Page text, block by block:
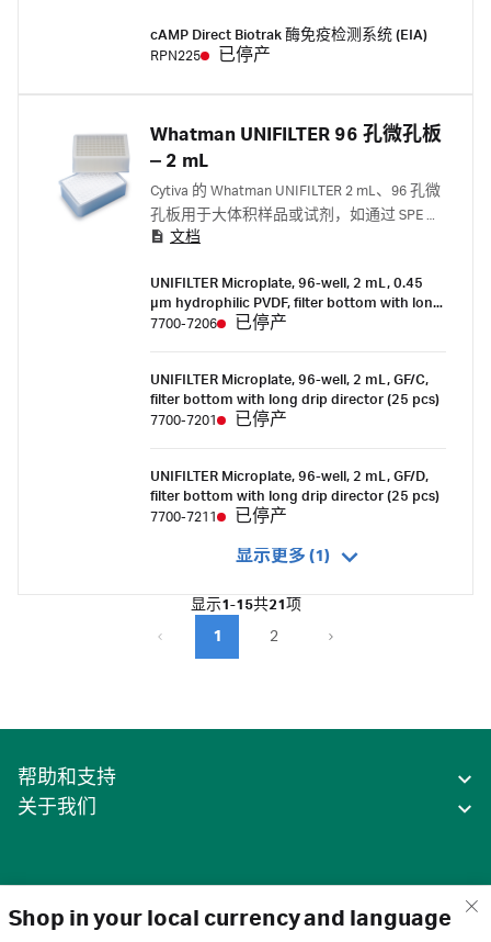
Shop in your local currency and language
cAMP Direct Biotrak 酶免疫检测系统 (EIA)
RPN225
已停产
Whatman UNIFILTER 96 孔微孔板
‒ 2 mL
Cytiva 的 Whatman UNIFILTER 2 mL、96 孔微
孔板用于大体积样品或试剂，如通过 SPE 进
行生物分子纯化和组合化学库生成中的有机
文档
UNIFILTER Microplate, 96-well, 2 mL, 0.45
µm hydrophilic PVDF, filter bottom with long
drip director (25 pcs)
7700-7206 已停产
UNIFILTER Microplate, 96-well, 2 mL, GF/C,
filter bottom with long drip director (25 pcs)
7700-7201
已停产
UNIFILTER Microplate, 96-well, 2 mL, GF/D,
filter bottom with long drip director (25 pcs)
7700-7211
已停产
显示更多 (1)
显示1-15共21 项
1 2
帮助和支持
关于我们